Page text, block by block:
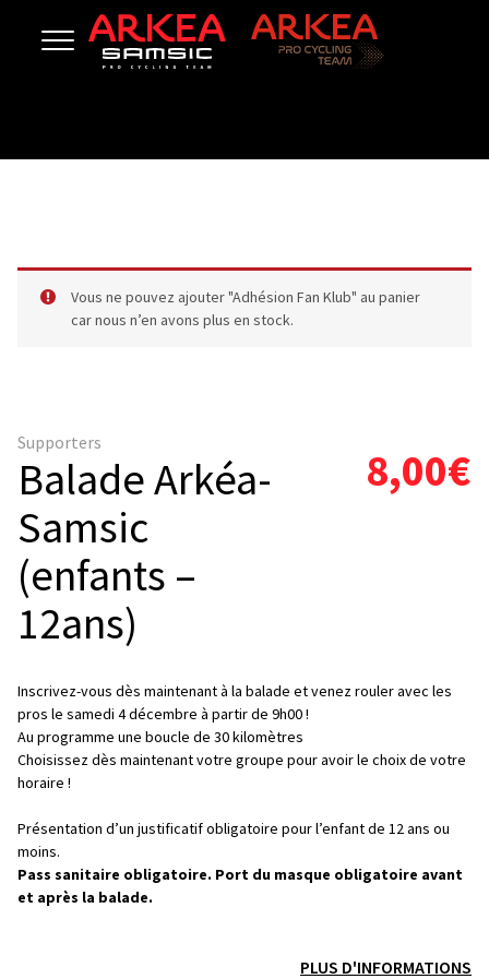
Vous ne pouvez ajouter "Adhésion Fan Klub" au panier
car nous n’en avons plus en stock.
Supporters
Balade Arkéa-
Samsic
(enfants –
12ans)
8,00€
Inscrivez-vous dès maintenant à la balade et venez rouler avec les
pros le samedi 4 décembre à partir de 9h00 !
Au programme une boucle de 30 kilomètres
Choisissez dès maintenant votre groupe pour avoir le choix de votre
horaire !
Présentation d’un justificatif obligatoire pour l’enfant de 12 ans ou
moins.
Pass sanitaire obligatoire. Port du masque obligatoire avant
et après la balade.
PLUS D'INFORMATIONS